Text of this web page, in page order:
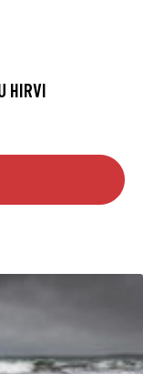
HIRVI